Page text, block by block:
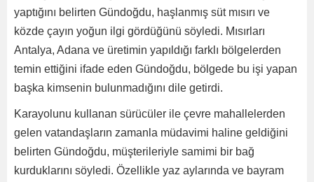
yaptığını belirten Gündoğdu, haşlanmış süt mısırı ve
közde çayın yoğun ilgi gördüğünü söyledi. Mısırları
Antalya, Adana ve üretimin yapıldığı farklı bölgelerden
temin ettiğini ifade eden Gündoğdu, bölgede bu işi yapan
başka kimsenin bulunmadığını dile getirdi.
Karayolunu kullanan sürücüler ile çevre mahallelerden
gelen vatandaşların zamanla müdavimi haline geldiğini
belirten Gündoğdu, müşterileriyle samimi bir bağ
kurduklarını söyledi. Özellikle yaz aylarında ve bayram